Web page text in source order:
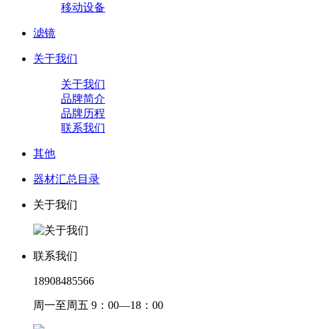
移动设备
滤镜
关于我们
关于我们
品牌简介
品牌历程
联系我们
其他
器材汇总目录
关于我们
联系我们
18908485566
周一至周五 9：00—18：00